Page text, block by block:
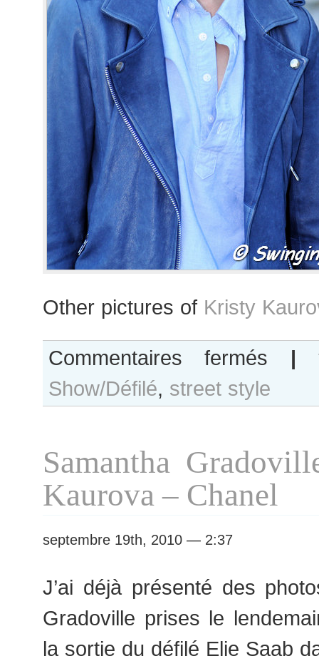
Other pictures of Kristy
Commentaires fermés
Kaurova
after
show
|
Show/Défilé, street style
Samantha
Kaurova – Chanel
septembre 19th, 2010 — 2:37
J’ai déjà présenté des
Gradoville prises le
la sortie du défilé Elie Saab